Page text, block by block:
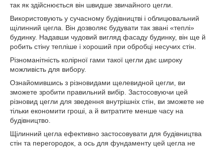
так як здійснюється він швидше звичайного цегли.
Використовують у сучасному будівництві і облицювальний
щілинний цегла. Він дозволяє будувати так звані «теплі»
будинку. Надавши чудовий вигляд фасаду будинку, він ще й
робить стіну тепліше і хороший при обробці несучих стін.
Різноманітність колірної гами такої цегли дає широку
можливість для вибору.
Ознайомившись з різновидами щелевидной цегли, ви
зможете зробити правильний вибір. Застосовуючи цей
різновид цегли для зведення внутрішніх стін, ви зможете не
тільки економити гроші, а й витратите менше часу на
будівництво.
Щілинний цегла ефективно застосовувати для будівництва
стін та перегородок, а ось для фундаменту цей цегла не